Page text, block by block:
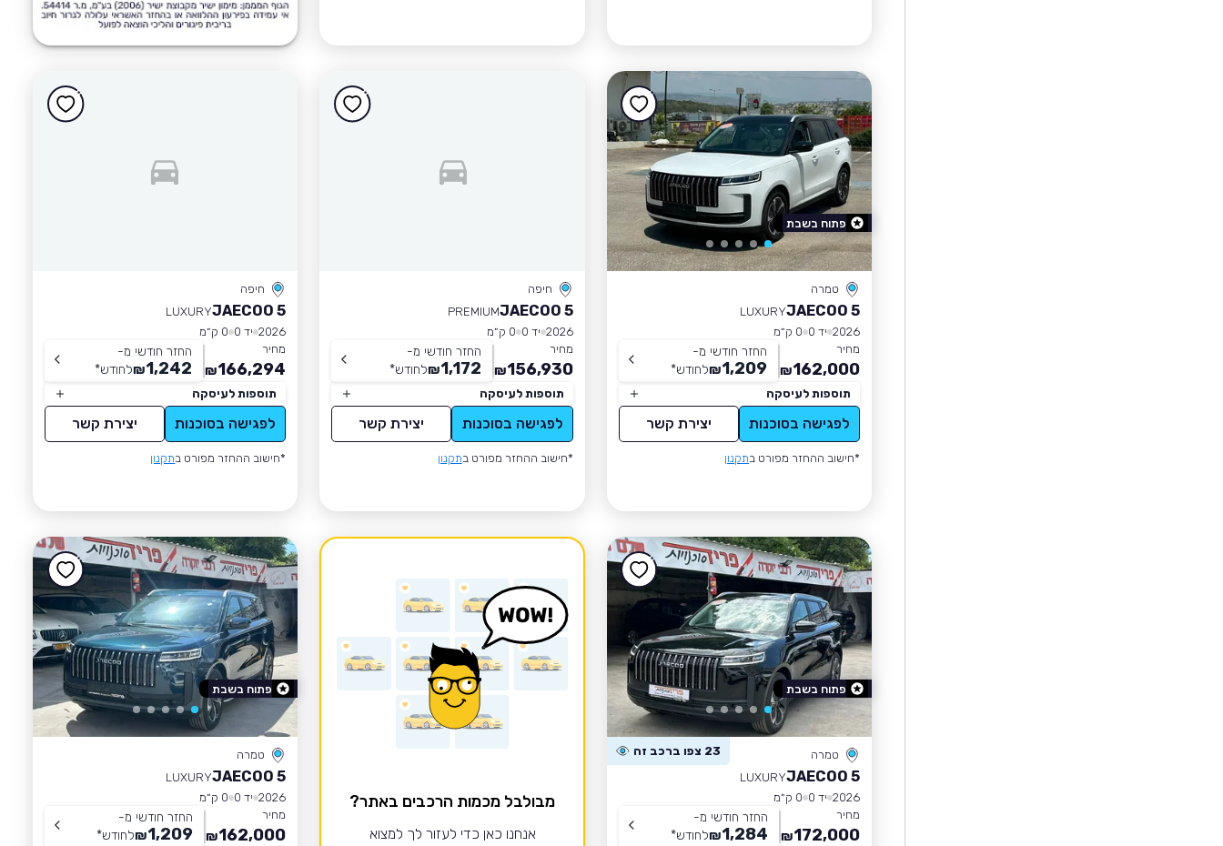
טמרה
JAECOO 5
LUXURY
2026 יד 0
0 ק״מ
מחיר
162,000
₪
החזר חודשי מ-
1,209
₪לחודש*
תוספות לעיסקה
לפגישה בסוכנות יצירת קשר
*חישוב ההחזר מפורט בתקנון
פתוח בשבת
חיפה
JAECOO 5
PREMIUM
2026 יד 0
0 ק״מ
מחיר
156,930
₪
החזר חודשי מ-
1,172
₪לחודש*
תוספות לעיסקה
לפגישה בסוכנות יצירת קשר
*חישוב ההחזר מפורט בתקנון
חיפה
JAECOO 5
LUXURY
2026 יד 0
0 ק״מ
מחיר
166,294
₪
החזר חודשי מ-
1,242
₪לחודש*
תוספות לעיסקה
לפגישה בסוכנות יצירת קשר
*חישוב ההחזר מפורט בתקנון
טמרה 23 צפו ברכב זה
JAECOO 5
LUXURY
2026 יד 0
0 ק״מ
מחיר
172,000
₪
החזר חודשי מ-
1,284
₪לחודש*
פתוח בשבת
מבולבל מכמות הרכבים באתר?
אנחנו כאן כדי לעזור לך למצוא
טמרה
JAECOO 5
LUXURY
2026 יד 0
0 ק״מ
מחיר
162,000
₪
החזר חודשי מ-
1,209
₪לחודש*
פתוח בשבת